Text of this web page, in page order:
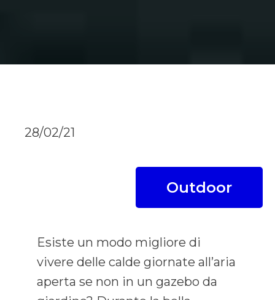
28/02/21
Outdoor
Esiste un modo migliore di
vivere delle calde giornate all’aria
aperta se non in un gazebo da